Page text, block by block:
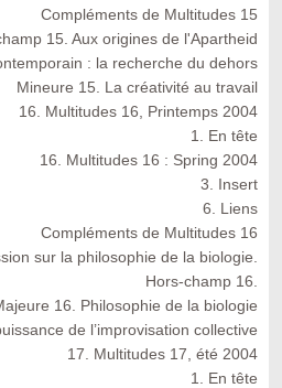
Compléments de Multitudes 15
15. Aux origines de l'Apartheid
: la recherche du dehors
Mineure 15. La créativité au travail
16. Multitudes 16, Printemps 2004
1. En tête
16. Multitudes 16 : Spring 2004
3. Insert
6. Liens
Compléments de Multitudes 16
sur la philosophie de la biologie.
Hors-champ 16.
16. Philosophie de la biologie
de l’improvisation collective
17. Multitudes 17, été 2004
1. En tête